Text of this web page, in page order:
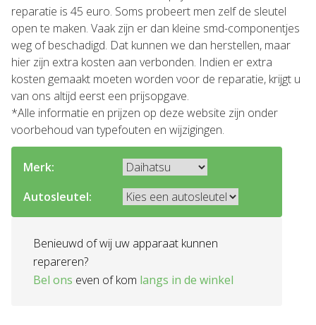
reparatie is 45 euro. Soms probeert men zelf de sleutel
open te maken. Vaak zijn er dan kleine smd-componentjes
weg of beschadigd. Dat kunnen we dan herstellen, maar
hier zijn extra kosten aan verbonden. Indien er extra
kosten gemaakt moeten worden voor de reparatie, krijgt u
van ons altijd eerst een prijsopgave.
*Alle informatie en prijzen op deze website zijn onder
voorbehoud van typefouten en wijzigingen.
Merk:
Autosleutel:
Benieuwd of wij uw apparaat kunnen
repareren?
Bel ons even of kom langs in de winkel